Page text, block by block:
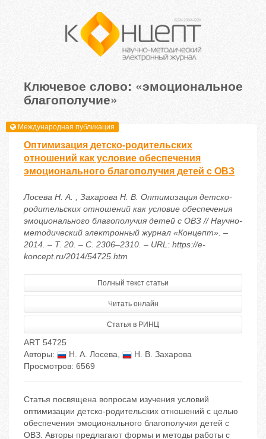
Ключевое слово: «эмоциональное
благополучие»
Международная публикация
Оптимизация детско-родительских
отношений как условие обеспечения
эмоционального благополучия детей с ОВЗ
Лосева Н. А. , Захарова Н. В. Оптимизация детско-
родительских отношений как условие обеспечения
эмоционального благополучия детей с ОВЗ // Научно-
методический электронный журнал «Концепт». –
2014. – Т. 20. – С. 2306–2310. – URL: https://e-
koncept.ru/2014/54725.htm
Полный текст статьи
Читать онлайн
Статья в РИНЦ
ART 54725
Авторы:
Н. А. Лосева,
Н. В. Захарова
Просмотров: 6569
Статья посвящена вопросам изучения условий
оптимизации детско-родительских отношений с целью
обеспечения эмоционального благополучия детей с
ОВЗ. Авторы предлагают формы и методы работы с